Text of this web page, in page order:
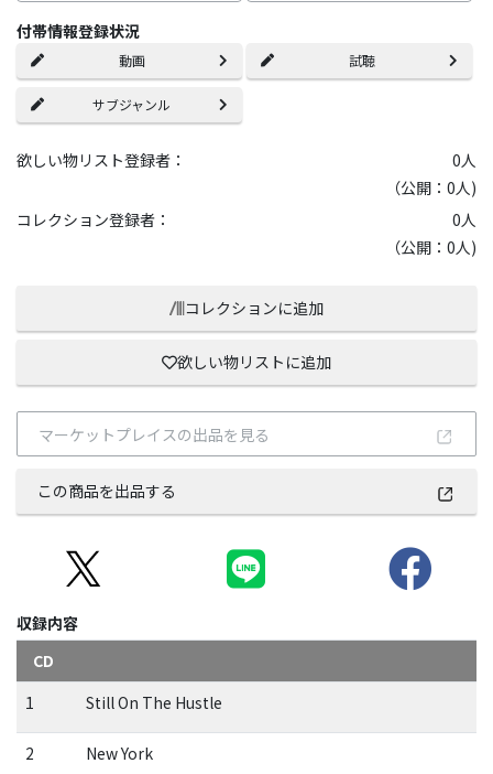
付帯情報登録状況
動画 試聴
サブジャンル
欲しい物リスト登録者： 0人
（公開：0人)
コレクション登録者：
0人
（公開：0人)
コレクションに追加
欲しい物リストに追加
マーケットプレイスの出品を見る
この商品を出品する
収録内容
CD
1
Still On The Hustle
2 New York